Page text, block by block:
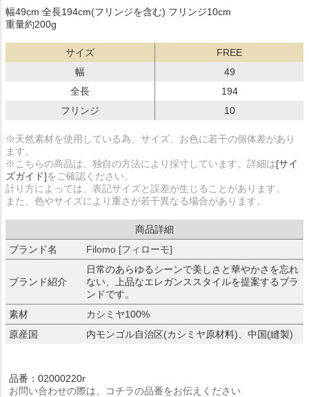
幅49cm 全長194cm(フリンジを含む) フリンジ10cm
重量約200g
サイズ
FREE
幅
49
全長
194
フリンジ
10
※天然素材を使用している為、サイズ、お色に若干の個体差があり
ます。
※こちらの商品は、独自の方法により採寸しています。詳細は[サイ
ズガイド]をご確認ください。
計り方によっては、表記サイズと誤差が生じることがあります。
また、色やサイズにより重さが若干異なる場合があります。
商品詳細
ブランド名
Filomo [フィローモ]
ブランド紹介
日常のあらゆるシーンで美しさと華やかさを忘れ
ない、上品なエレガンススタイルを提案するブラ
ンドです。
素材
カシミヤ100%
原産国
内モンゴル自治区(カシミヤ原材料)、中国(縫製)
品番：02000220r
お問い合わせの際は、コチラの品番をお伝えください